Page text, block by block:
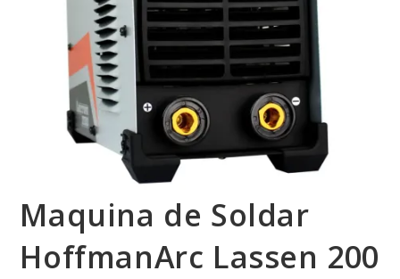
Maquina de Soldar
HoffmanArc Lassen 200